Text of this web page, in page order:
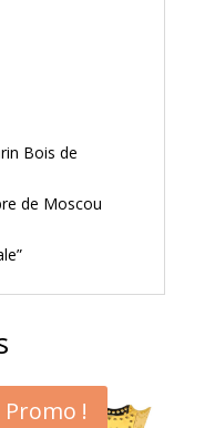
Bois de
de Moscou
Promo !